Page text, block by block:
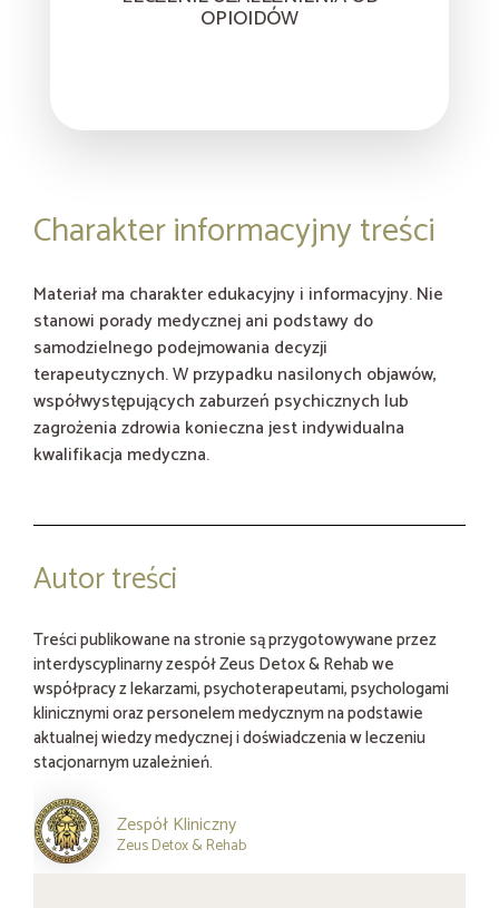
OPIOIDÓW
Charakter informacyjny treści
Materiał ma charakter edukacyjny i informacyjny. Nie
stanowi porady medycznej ani podstawy do
samodzielnego podejmowania decyzji
terapeutycznych. W przypadku nasilonych objawów,
współwystępujących zaburzeń psychicznych lub
zagrożenia zdrowia konieczna jest indywidualna
kwalifikacja medyczna.
Autor treści
Treści publikowane na stronie są przygotowywane przez
interdyscyplinarny zespół Zeus Detox & Rehab we
współpracy z lekarzami, psychoterapeutami, psychologami
klinicznymi oraz personelem medycznym na podstawie
aktualnej wiedzy medycznej i doświadczenia w leczeniu
stacjonarnym uzależnień.
Zespół Kliniczny
Zeus Detox & Rehab